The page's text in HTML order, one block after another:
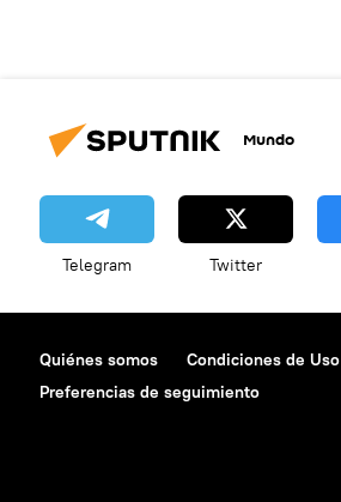
Mundo
Telegram Twitter
Quiénes somos Condiciones de Uso
Preferencias de seguimiento